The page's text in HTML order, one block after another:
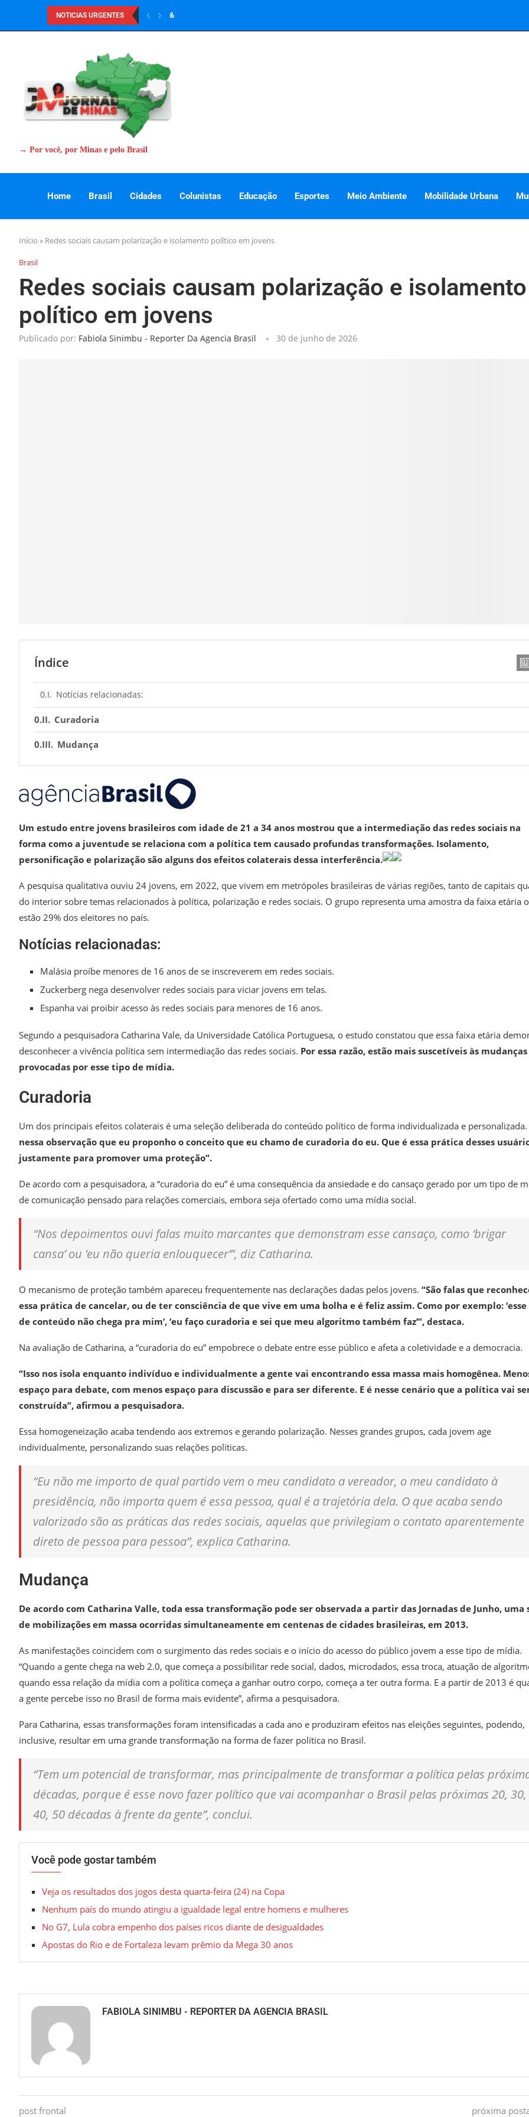
NOTICIAS URGENTES &
→ Por você, por Minas e pelo Brasil
Home Brasil Cidades Colunistas Educação Esportes Meio Ambiente Mobilidade Urbana
Início » Redes sociais causam polarização e isolamento político em jovens
Brasil
Redes sociais causam polarização e isolamento
político em jovens
Publicado por: Fabiola Sinimbu - Reporter Da Agencia Brasil 30 de junho de 2026
Índice
Notícias relacionadas:
Curadoria
Mudança
Um estudo entre jovens brasileiros com idade de 21 a 34 anos mostrou que a intermediação das redes sociais na
forma como a juventude se relaciona com a política tem causado profundas transformações. Isolamento,
personificação e polarização são alguns dos efeitos colaterais dessa interferência.
A pesquisa qualitativa ouviu 24 jovens, em 2022, que vivem em metrópoles brasileiras de várias regiões, tanto de capitais
do interior sobre temas relacionados à política, polarização e redes sociais. O grupo representa uma amostra da faixa etária
estão 29% dos eleitores no país.
Notícias relacionadas:
Malásia proíbe menores de 16 anos de se inscreverem em redes sociais.
Zuckerberg nega desenvolver redes sociais para viciar jovens em telas.
Espanha vai proibir acesso às redes sociais para menores de 16 anos.
Segundo a pesquisadora Catharina Vale, da Universidade Católica Portuguesa, o estudo constatou que essa faixa etária
desconhecer a vivência política sem intermediação das redes sociais. Por essa razão, estão mais suscetíveis às mudanças
provocadas por esse tipo de mídia.
Curadoria
Um dos principais efeitos colaterais é uma seleção deliberada do conteúdo político de forma individualizada e personalizada.
nessa observação que eu proponho o conceito que eu chamo de curadoria do eu. Que é essa prática desses
justamente para promover uma proteção”.
De acordo com a pesquisadora, a “curadoria do eu” é uma consequência da ansiedade e do cansaço gerado por um tipo de
de comunicação pensado para relações comerciais, embora seja ofertado como uma mídia social.
“Nos depoimentos ouvi falas muito marcantes que demonstram esse cansaço, como ‘brigar
cansa’ ou ‘eu não queria enlouquecer’”, diz Catharina.
O mecanismo de proteção também apareceu frequentemente nas declarações dadas pelos jovens. “São falas que
essa prática de cancelar, ou de ter consciência de que vive em uma bolha e é feliz assim. Como por exemplo:
de conteúdo não chega pra mim’, ‘eu faço curadoria e sei que meu algoritmo também faz’”, destaca.
Na avaliação de Catharina, a “curadoria do eu” empobrece o debate entre esse público e afeta a coletividade e a democracia.
“Isso nos isola enquanto indivíduo e individualmente a gente vai encontrando essa massa mais homogênea.
espaço para debate, com menos espaço para discussão e para ser diferente. E é nesse cenário que a política vai
construída”, afirmou a pesquisadora.
Essa homogeneização acaba tendendo aos extremos e gerando polarização. Nesses grandes grupos, cada jovem age
individualmente, personalizando suas relações políticas.
“Eu não me importo de qual partido vem o meu candidato a vereador, o meu candidato à
presidência, não importa quem é essa pessoa, qual é a trajetória dela. O que acaba sendo
valorizado são as práticas das redes sociais, aquelas que privilegiam o contato aparentemente
direto de pessoa para pessoa”, explica Catharina.
Mudança
De acordo com Catharina Valle, toda essa transformação pode ser observada a partir das Jornadas de Junho, uma
de mobilizações em massa ocorridas simultaneamente em centenas de cidades brasileiras, em 2013.
As manifestações coincidem com o surgimento das redes sociais e o início do acesso do público jovem a esse tipo de mídia.
“Quando a gente chega na web 2.0, que começa a possibilitar rede social, dados, microdados, essa troca, atuação de
quando essa relação da mídia com a política começa a ganhar outro corpo, começa a ter outra forma. E a partir de 2013 é
a gente percebe isso no Brasil de forma mais evidente”, afirma a pesquisadora.
Para Catharina, essas transformações foram intensificadas a cada ano e produziram efeitos nas eleições seguintes, podendo,
inclusive, resultar em uma grande transformação na forma de fazer política no Brasil.
“Tem um potencial de transformar, mas principalmente de transformar a política pelas
décadas, porque é esse novo fazer político que vai acompanhar o Brasil pelas próximas 20, 30,
40, 50 décadas à frente da gente”, conclui.
Você pode gostar também
Veja os resultados dos jogos desta quarta-feira (24) na Copa
Nenhum país do mundo atingiu a igualdade legal entre homens e mulheres
No G7, Lula cobra empenho dos países ricos diante de desigualdades
Apostas do Rio e de Fortaleza levam prêmio da Mega 30 anos
FABIOLA SINIMBU - REPORTER DA AGENCIA BRASIL
post frontal próxima